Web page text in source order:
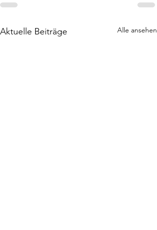
Aktuelle Beiträge Alle ansehen